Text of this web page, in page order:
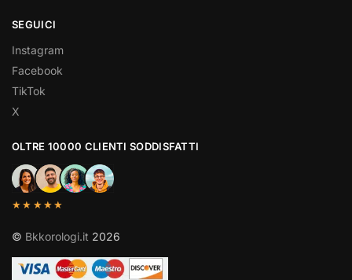
SEGUICI
Instagram
Facebook
TikTok
X
OLTRE 10000 CLIENTI SODDISFATTI
★★★★★
© Bkkorologi.it 2026